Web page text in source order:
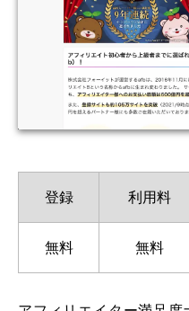
登録 利用料
無料 無料